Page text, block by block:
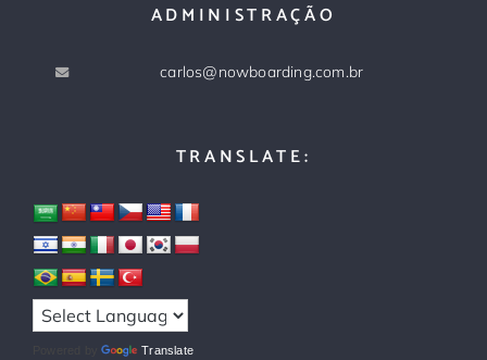
ADMINISTRAÇÃO
carlos@nowboarding.com.br
TRANSLATE:
Powered by Translate